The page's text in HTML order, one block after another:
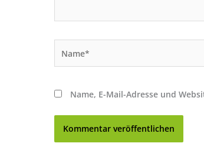
Name, E-Mail-Adresse und